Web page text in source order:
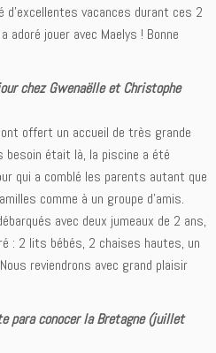
vacances durant ces 2
adoré jouer avec Maelys ! Bonne
chez Gwenaëlle et Christophe
offert un accueil de très grande
besoin était là, la piscine a été
qui a comblé les parents autant que
comme à un groupe d’amis.
avec deux jumeaux de 2 ans,
: 2 lits bébés, 2 chaises hautes, un
reviendrons avec grand plaisir
para conocer la Bretagne (juillet